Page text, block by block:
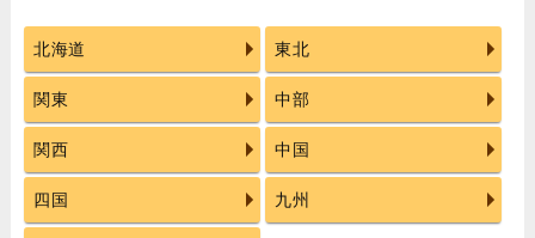
北海道 東北
関東 中部
関西 中国
四国 九州